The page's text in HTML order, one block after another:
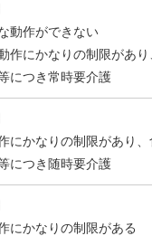
動作ができない
作にかなりの制限があり
につき常時要介護
にかなりの制限があり
につき随時要介護
にかなりの制限がある